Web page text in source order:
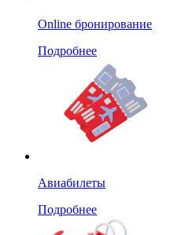
Online бронирование
Подробнее
Авиабилеты
Подробнее